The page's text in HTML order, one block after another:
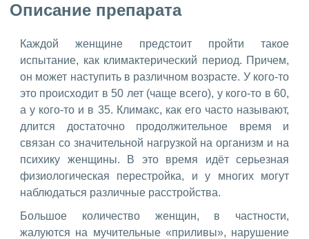
Описание препарата
Каждой женщине предстоит пройти такое
испытание, как климактерический период. Причем,
он может наступить в различном возрасте. У кого-то
это происходит в 50 лет (чаще всего), у кого-то в 60,
а у кого-то и в 35. Климакс, как его часто называют,
длится достаточно продолжительное время и
связан со значительной нагрузкой на организм и на
психику женщины. В это время идёт серьезная
физиологическая перестройка, и у многих могут
наблюдаться различные расстройства.
Большое количество женщин, в частности,
жалуются на мучительные «приливы», нарушение